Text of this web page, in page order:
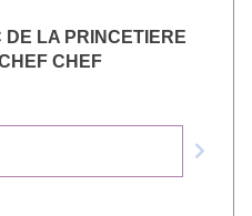
LA PRINCETIERE
CHEF
Next